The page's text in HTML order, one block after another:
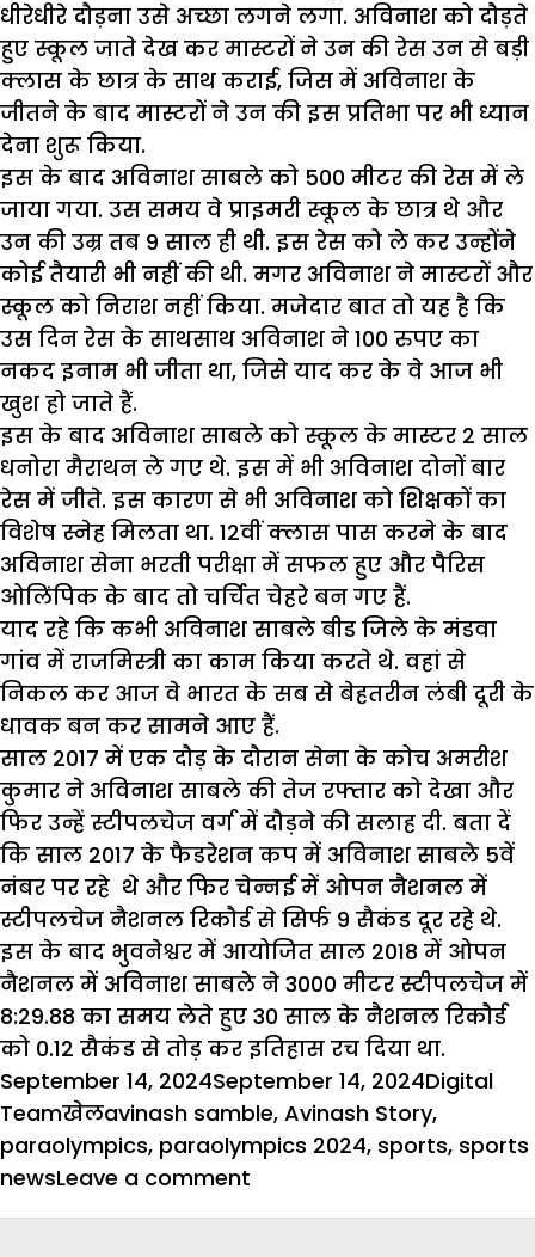
धीरेधीरे दौड़ना उसे अच्छा लगने लगा. अविनाश को दौड़ते
हुए स्कूल जाते देख कर मास्टरों ने उन की रेस उन से बड़ी
क्लास के छात्र के साथ कराई, जिस में अविनाश के
जीतने के बाद मास्टरों ने उन की इस प्रतिभा पर भी ध्यान
देना शुरू किया.
इस के बाद अविनाश साबले को 500 मीटर की रेस में ले
जाया गया. उस समय वे प्राइमरी स्कूल के छात्र थे और
उन की उम्र तब 9 साल ही थी. इस रेस को ले कर उन्होंने
कोई तैयारी भी नहीं की थी. मगर अविनाश ने मास्टरों और
स्कूल को निराश नहीं किया. मजेदार बात तो यह है कि
उस दिन रेस के साथसाथ अविनाश ने 100 रुपए का
नकद इनाम भी जीता था, जिसे याद कर के वे आज भी
खुश हो जाते हैं.
इस के बाद अविनाश साबले को स्कूल के मास्टर 2 साल
धनोरा मैराथन ले गए थे. इस में भी अविनाश दोनों बार
रेस में जीते. इस कारण से भी अविनाश को शिक्षकों का
विशेष स्नेह मिलता था. 12वीं क्लास पास करने के बाद
अविनाश सेना भरती परीक्षा में सफल हुए और पैरिस
ओलिंपिक के बाद तो चर्चित चेहरे बन गए हैं.
याद रहे कि कभी अविनाश साबले बीड जिले के मंडवा
गांव में राजमिस्त्री का काम किया करते थे. वहां से
निकल कर आज वे भारत के सब से बेहतरीन लंबी दूरी के
धावक बन कर सामने आए हैं.
साल 2017 में एक दौड़ के दौरान सेना के कोच अमरीश
कुमार ने अविनाश साबले की तेज रफ्तार को देखा और
फिर उन्हें स्टीपलचेज वर्ग में दौड़ने की सलाह दी. बता दें
कि साल 2017 के फैडरेशन कप में अविनाश साबले 5वें
नंबर पर रहे थे और फिर चेन्नई में ओपन नैशनल में
स्टीपलचेज नैशनल रिकौर्ड से सिर्फ 9 सैकंड दूर रहे थे.
इस के बाद भुवनेश्वर में आयोजित साल 2018 में ओपन
नैशनल में अविनाश साबले ने 3000 मीटर स्टीपलचेज में
8:29.88 का समय लेते हुए 30 साल के नैशनल रिकौर्ड
को 0.12 सैकंड से तोड़ कर इतिहास रच दिया था.
Posted
on
September 14, 2024September 14, 2024Author
Digital
TeamCategories
खेलTags
avinash samble, Avinash Story,
paraolympics, paraolympics 2024, sports, sports
newsLeave a comment